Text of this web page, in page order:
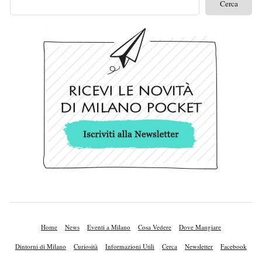
Home News Eventi a Milano Cosa Vedere Dove Mangiare
Dintorni di Milano Curiosità Informazioni Utili Cerca Newsletter Facebook